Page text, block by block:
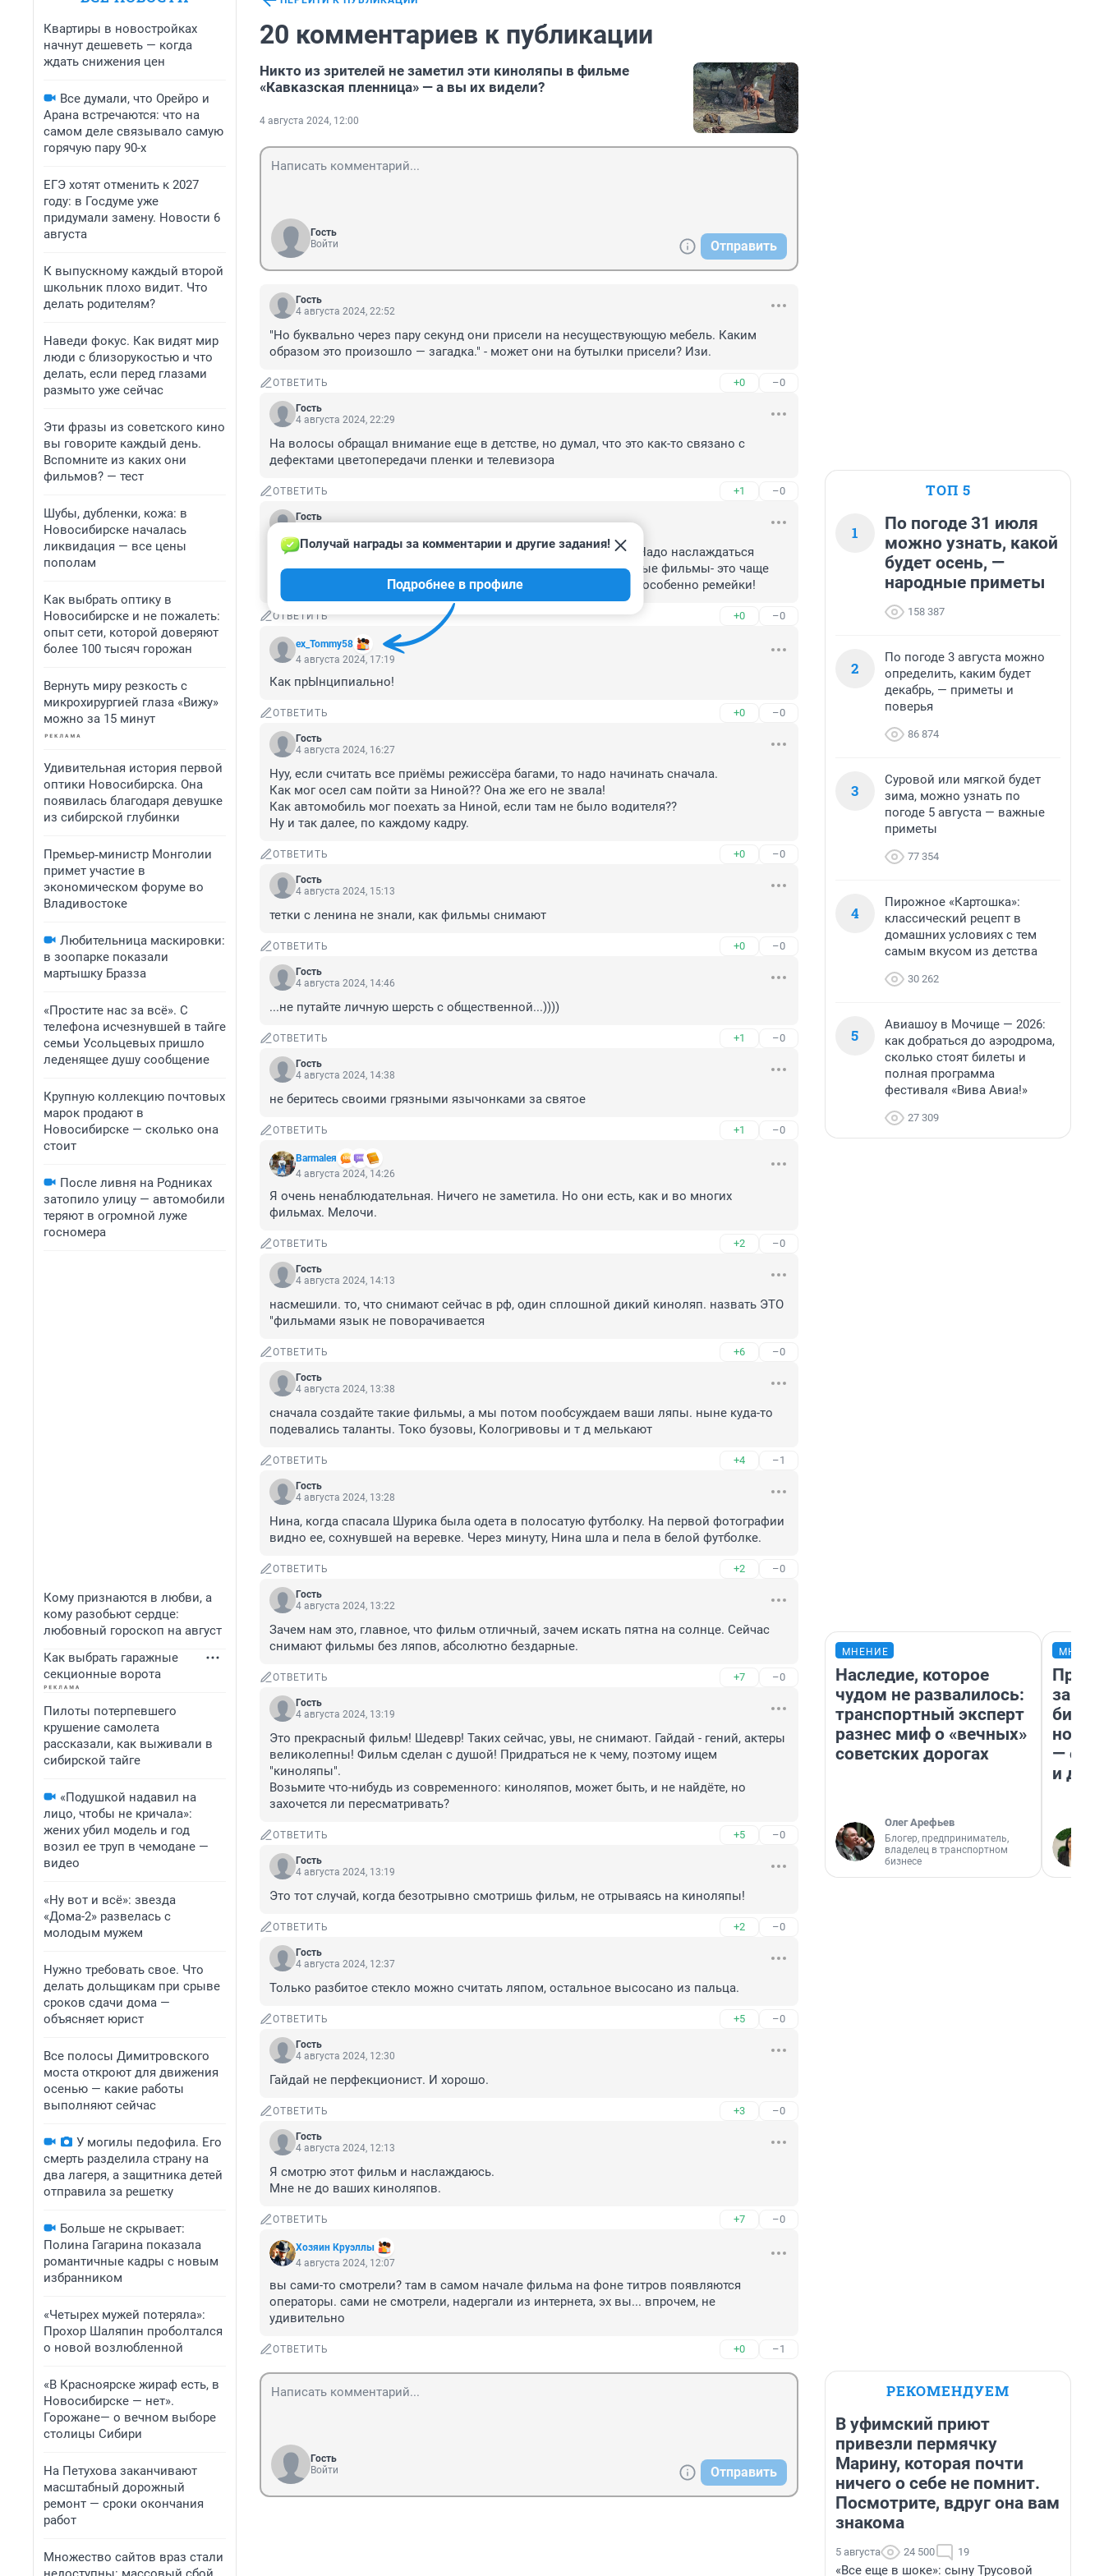
Квартиры в новостройках
начнут дешеветь — когда
ждать снижения цен
Все думали, что Орейро и
Арана встречаются: что на
самом деле связывало самую
горячую пару 90-х
ЕГЭ хотят отменить к 2027
году: в Госдуме уже
придумали замену. Новости 6
августа
К выпускному каждый второй
школьник плохо видит. Что
делать родителям?
Наведи фокус. Как видят мир
люди с близорукостью и что
делать, если перед глазами
размыто уже сейчас
Эти фразы из советского кино
вы говорите каждый день.
Вспомните из каких они
фильмов? — тест
Шубы, дубленки, кожа: в
Новосибирске началась
ликвидация — все цены
пополам
Как выбрать оптику в
Новосибирске и не пожалеть:
опыт сети, которой доверяют
более 100 тысяч горожан
Вернуть миру резкость с
микрохирургией глаза «Вижу»
можно за 15 минут
Удивительная история первой
оптики Новосибирска. Она
появилась благодаря девушке
из сибирской глубинки
Премьер‑министр Монголии
примет участие в
экономическом форуме во
Владивостоке
Любительница маскировки:
в зоопарке показали
мартышку Бразза
«Простите нас за всё». С
телефона исчезнувшей в тайге
семьи Усольцевых пришло
леденящее душу сообщение
Крупную коллекцию почтовых
марок продают в
Новосибирске — сколько она
стоит
После ливня на Родниках
затопило улицу — автомобили
теряют в огромной луже
госномера
Кому признаются в любви, а
кому разобьют сердце:
любовный гороскоп на август
Как выбрать гаражные
секционные ворота
Пилоты потерпевшего
крушение самолета
рассказали, как выживали в
сибирской тайге
«Подушкой надавил на
лицо, чтобы не кричала»:
жених убил модель и год
возил ее труп в чемодане —
видео
«Ну вот и всё»: звезда
«Дома-2» развелась с
молодым мужем
Нужно требовать свое. Что
делать дольщикам при срыве
сроков сдачи дома —
объясняет юрист
Все полосы Димитровского
моста откроют для движения
осенью — какие работы
выполняют сейчас
У могилы педофила. Его
смерть разделила страну на
два лагеря, а защитника детей
отправила за решетку
Больше не скрывает:
Полина Гагарина показала
романтичные кадры с новым
избранником
«Четырех мужей потеряла»:
Прохор Шаляпин проболтался
о новой возлюбленной
«В Красноярске жираф есть, в
Новосибирске — нет».
Горожане— о вечном выборе
столицы Сибири
На Петухова заканчивают
масштабный дорожный
ремонт — сроки окончания
работ
Множество сайтов враз стали
20 комментариев к публикации
Никто из зрителей не заметил эти киноляпы в фильме
«Кавказская пленница» — а вы их видели?
4 августа 2024, 12:00
Гость
Войти
Отправить
Гость
4 августа 2024, 22:52
"Но буквально через пару секунд они присели на несуществующую мебель. Каким
образом это произошло — загадка." - может они на бутылки присели? Изи.
ОТВЕТИТЬ +0 –0
Гость
4 августа 2024, 22:29
На волосы обращал внимание еще в детстве, но думал, что это как-то связано с
дефектами цветопередачи пленки и телевизора
ОТВЕТИТЬ +1 –0
Гость
Зачем под микроскопом рассматривать этикетку на бутылке? Надо наслаждаться
фильмом, жизнью, учиться у великих творить! Зато современные фильмы- это чаще
всего один сплошной киноляп! Лучше бы вообще не снимали, особенно ремейки!
ОТВЕТИТЬ +0 –0
ex_Tommy58
Получай награды за комментарии и другие задания!
Подробнее в профиле
4 августа 2024, 17:19
Как прЫнципиально!
ОТВЕТИТЬ +0 –0
Гость
4 августа 2024, 16:27
Нуу, если считать все приёмы режиссёра багами, то надо начинать сначала.
Как мог осел сам пойти за Ниной?? Она же его не звала!
Как автомобиль мог поехать за Ниной, если там не было водителя??
Ну и так далее, по каждому кадру.
ОТВЕТИТЬ +0 –0
Гость
4 августа 2024, 15:13
тетки с ленина не знали, как фильмы снимают
ОТВЕТИТЬ +0 –0
Гость
4 августа 2024, 14:46
...не путайте личную шерсть с общественной...))))
ОТВЕТИТЬ +1 –0
Гость
4 августа 2024, 14:38
не беритесь своими грязными язычонками за святое
ОТВЕТИТЬ +1 –0
Barmaleя
4 августа 2024, 14:26
Я очень ненаблюдательная. Ничего не заметила. Но они есть, как и во многих
фильмах. Мелочи.
ОТВЕТИТЬ +2 –0
Гость
4 августа 2024, 14:13
насмешили. то, что снимают сейчас в рф, один сплошной дикий киноляп. назвать ЭТО
"фильмами язык не поворачивается
ОТВЕТИТЬ +6 –0
Гость
4 августа 2024, 13:38
сначала создайте такие фильмы, а мы потом пообсуждаем ваши ляпы. ныне куда-то
подевались таланты. Токо бузовы, Кологривовы и т д мелькают
ОТВЕТИТЬ +4 –1
Гость
4 августа 2024, 13:28
Нина, когда спасала Шурика была одета в полосатую футболку. На первой фотографии
видно ее, сохнувшей на веревке. Через минуту, Нина шла и пела в белой футболке.
ОТВЕТИТЬ +2 –0
Гость
4 августа 2024, 13:22
Зачем нам это, главное, что фильм отличный, зачем искать пятна на солнце. Сейчас
снимают фильмы без ляпов, абсолютно бездарные.
ОТВЕТИТЬ +7 –0
Гость
4 августа 2024, 13:19
Это прекрасный фильм! Шедевр! Таких сейчас, увы, не снимают. Гайдай - гений, актеры
великолепны! Фильм сделан с душой! Придраться не к чему, поэтому ищем
"киноляпы".
Возьмите что-нибудь из современного: киноляпов, может быть, и не найдёте, но
захочется ли пересматривать?
ОТВЕТИТЬ +5 –0
Гость
4 августа 2024, 13:19
Это тот случай, когда безотрывно смотришь фильм, не отрываясь на киноляпы!
ОТВЕТИТЬ +2 –0
Гость
4 августа 2024, 12:37
Только разбитое стекло можно считать ляпом, остальное высосано из пальца.
ОТВЕТИТЬ +5 –0
Гость
4 августа 2024, 12:30
Гайдай не перфекционист. И хорошо.
ОТВЕТИТЬ +3 –0
Гость
4 августа 2024, 12:13
Я смотрю этот фильм и наслаждаюсь.
Мне не до ваших киноляпов.
ОТВЕТИТЬ +7 –0
Хозяин Круэллы
4 августа 2024, 12:07
вы сами-то смотрели? там в самом начале фильма на фоне титров появляются
операторы. сами не смотрели, надергали из интернета, эх вы... впрочем, не
удивительно
ОТВЕТИТЬ +0 –1
Гость
Войти
Отправить
ТОП 5
1
По погоде 31 июля
можно узнать, какой
будет осень, —
народные приметы
158 387
2
По погоде 3 августа можно
определить, каким будет
декабрь, — приметы и
поверья
86 874
3
Суровой или мягкой будет
зима, можно узнать по
погоде 5 августа — важные
приметы
77 354
4
Пирожное «Картошка»:
классический рецепт в
домашних условиях с тем
самым вкусом из детства
30 262
5
Авиашоу в Мочище — 2026:
как добраться до аэродрома,
сколько стоят билеты и
полная программа
фестиваля «Вива Авиа!»
27 309
МНЕНИЕ
Наследие, которое
чудом не развалилось:
транспортный эксперт
разнес миф о «вечных»
советских дорогах
Олег Арефьев
Блогер, предприниматель,
владелец в транспортном
бизнесе
— он
и
РЕКОМЕНДУЕМ
В уфимский приют
привезли пермячку
Марину, которая почти
ничего о себе не помнит.
Посмотрите, вдруг она вам
знакома
5 августа 24 500 19
«Все еще в шоке»: сыну Трусовой